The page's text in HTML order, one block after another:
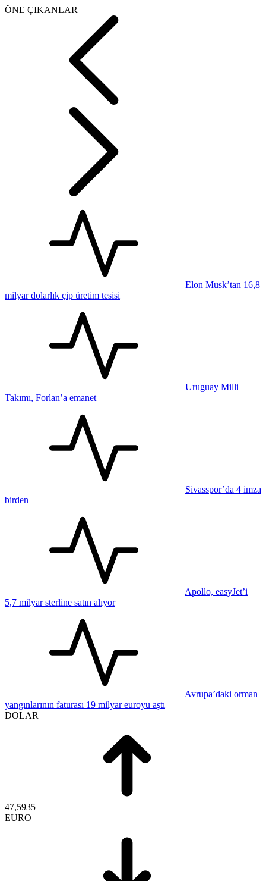
ÖNE ÇIKANLAR
Elon Musk’tan 16,8
milyar dolarlık çip üretim tesisi
Uruguay Milli
Takımı, Forlan’a emanet
Sivasspor’da 4 imza
birden
Apollo, easyJet’i
5,7 milyar sterline satın alıyor
Avrupa’daki orman
yangınlarının faturası 19 milyar euroyu aştı
DOLAR
47,5935
EURO